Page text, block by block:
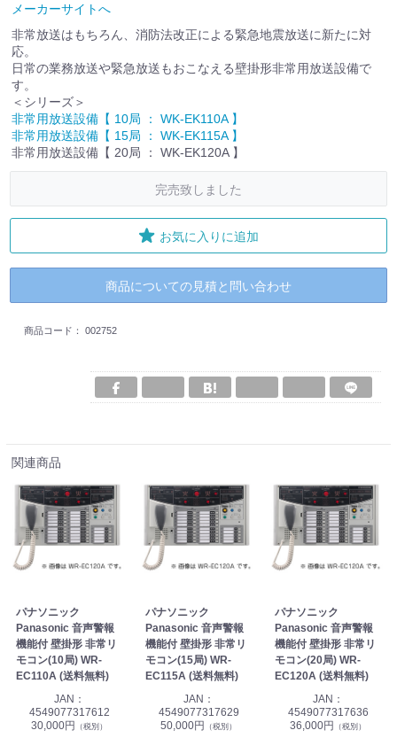
メーカーサイトへ
非常放送はもちろん、消防法改正による緊急地震放送に新たに対
応。
日常の業務放送や緊急放送もおこなえる壁掛形非常用放送設備で
す。
＜シリーズ＞
非常用放送設備【 10局 ： WK-EK110A 】
非常用放送設備【 15局 ： WK-EK115A 】
非常用放送設備【 20局 ： WK-EK120A 】
完売致しました
お気に入りに追加
商品についての見積と問い合わせ
商品コード： 002752
関連商品
パナソニック
Panasonic 音声警報
機能付 壁掛形 非常リ
モコン(10局) WR-
EC110A (送料無料)
JAN：
4549077317612
30,000円
（税別）
パナソニック
Panasonic 音声警報
機能付 壁掛形 非常リ
モコン(15局) WR-
EC115A (送料無料)
JAN：
4549077317629
50,000円
（税別）
パナソニック
Panasonic 音声警報
機能付 壁掛形 非常リ
モコン(20局) WR-
EC120A (送料無料)
JAN：
4549077317636
36,000円
（税別）